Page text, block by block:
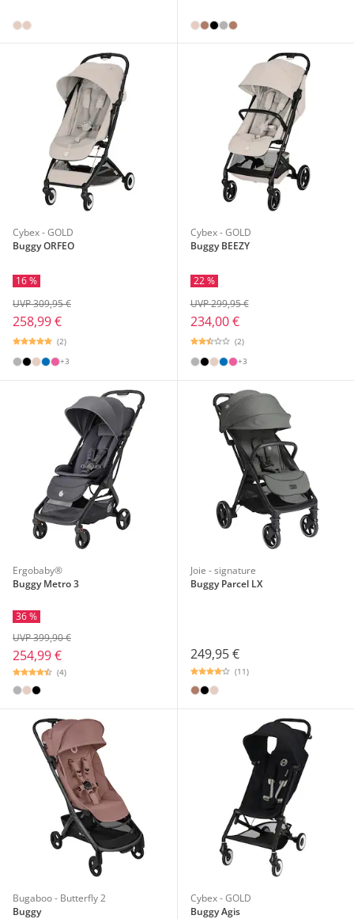
Cybex - GOLD
Buggy ORFEO
16 %
258,99 €
UVP 309,95 €
(2)
+3
Cybex - GOLD
Buggy BEEZY
22 %
234,00 €
UVP 299,95 €
(2)
+3
Ergobaby®
Buggy Metro 3
36 %
254,99 €
UVP 399,90 €
(4)
Joie - signature
Buggy Parcel LX
249,95 €
(11)
Bugaboo - Butterfly 2
Buggy
Cybex - GOLD
Buggy Agis